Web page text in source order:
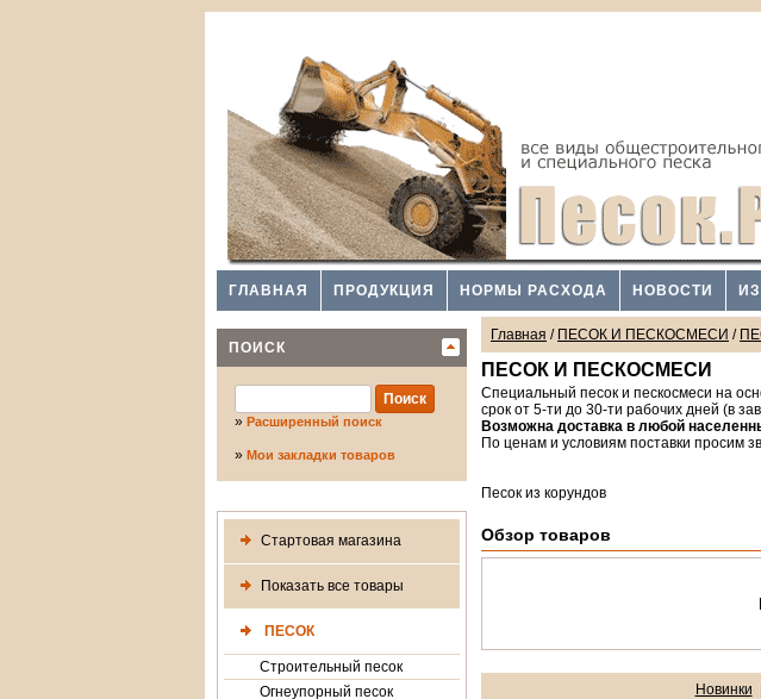
ГЛАВНАЯ ПРОДУКЦИЯ НОРМЫ РАСХОДА НОВОСТИ
ПОИСК
» Расширенный поиск
» Мои закладки товаров
Стартовая магазина
Показать все товары
ПЕСОК
Строительный песок
Огнеупорный песок
Главная / ПЕСОК И ПЕСКОСМЕСИ /
ПЕСОК И ПЕСКОСМЕСИ
Специальный песок и пескосмеси на
срок от 5-ти до 30-ти рабочих дней (в
Возможна доставка в любой
По ценам и условиям поставки просим
Песок из корундов
Обзор товаров
Новинки